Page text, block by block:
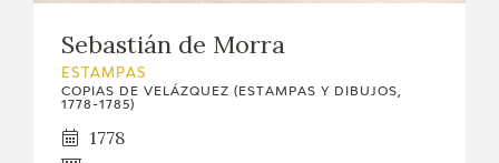
Sebastián de Morra
ESTAMPAS
COPIAS DE VELÁZQUEZ (ESTAMPAS Y DIBUJOS,
1778-1785)
1778